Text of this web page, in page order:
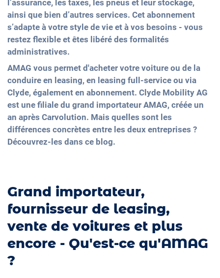
l’assurance, les taxes, les pneus et leur stockage,
ainsi que bien d’autres services. Cet abonnement
s’adapte à votre style de vie et à vos besoins - vous
restez flexible et êtes libéré des formalités
administratives.
AMAG vous permet d'acheter votre voiture ou de la
conduire en leasing, en leasing full-service ou via
Clyde, également en abonnement. Clyde Mobility AG
est une filiale du grand importateur AMAG, créée un
an après Carvolution. Mais quelles sont les
différences concrètes entre les deux entreprises ?
Découvrez-les dans ce blog.
Grand importateur,
fournisseur de leasing,
vente de voitures et plus
encore - Qu'est-ce qu'AMAG
?